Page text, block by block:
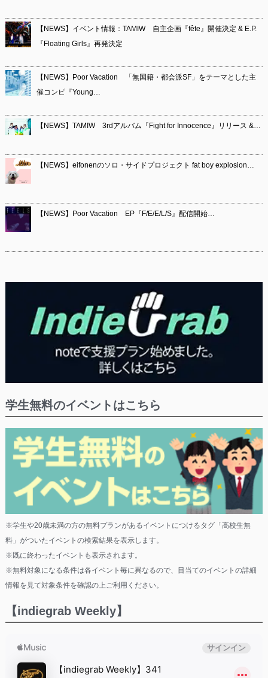
【NEWS】イベント情報：TAMIW 自主企画『fête』開催決定 & E.P.
『Floating Girls』再発決定
【NEWS】Poor Vacation 「無国籍・都会派SF」をテーマとした主
催コンピ『Young…
【NEWS】TAMIW 3rdアルバム『Fight for Innocence』リリース &…
【NEWS】eifonenのソロ・サイドプロジェクト fat boy explosion…
【NEWS】Poor Vacation EP『F/E/E/L/S』配信開始…
学生無料のイベントはこちら
※学生や20歳未満の方の無料プランがあるイベントにつけるタグ「高校生無
料」がついたイベントの検索結果を表示します。
※既に終わったイベントも表示されます。
※無料対象になる条件は各イベント毎に異なるので、目当てのイベントの詳細
情報を見て対象条件を確認の上ご利用ください。
【indiegrab Weekly】